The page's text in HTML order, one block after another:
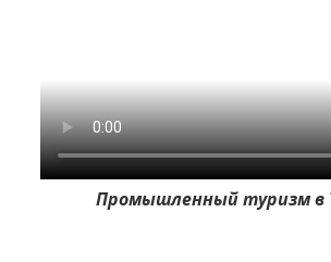
Промышленный туризм в